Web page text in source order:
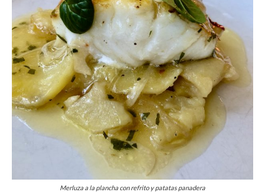
Merluza a la plancha con refrito y patatas panadera